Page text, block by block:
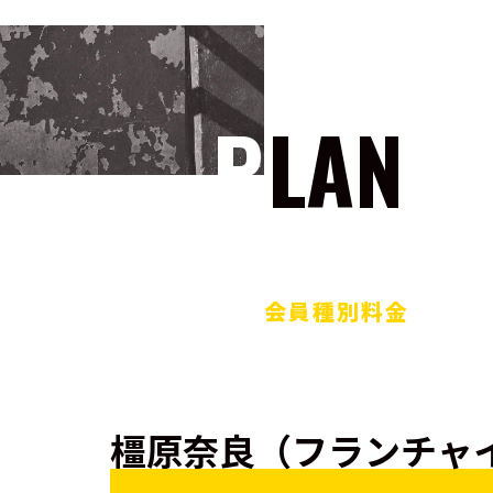
PLAN
会員種別料金
橿原奈良（フランチャ